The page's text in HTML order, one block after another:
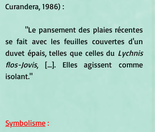
Curandera, 1986) :
	"Le pansement des plaies récentes
se fait avec les feuilles couvertes d'un
duvet épais, telles que celles du Lychnis
flos-Jovis, [...]. Elles agissent comme
isolant."
Symbolisme :